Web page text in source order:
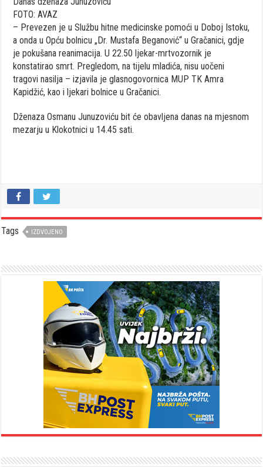
FOTO: AVAZ
– Prevezen je u Službu hitne medicinske pomoći u Doboj Istoku,
a onda u Opću bolnicu „Dr. Mustafa Beganović“ u Gračanici, gdje
je pokušana reanimacija. U 22.50 ljekar-mrtvozornik je
konstatirao smrt. Pregledom, na tijelu mladića, nisu uočeni
tragovi nasilja – izjavila je glasnogovornica MUP TK Amra
Kapidžić, kao i ljekari bolnice u Gračanici.
Dženaza Osmanu Junuzoviću bit će obavljena danas na mjesnom
mezarju u Klokotnici u 14.45 sati.
Tags IZDVOJENO